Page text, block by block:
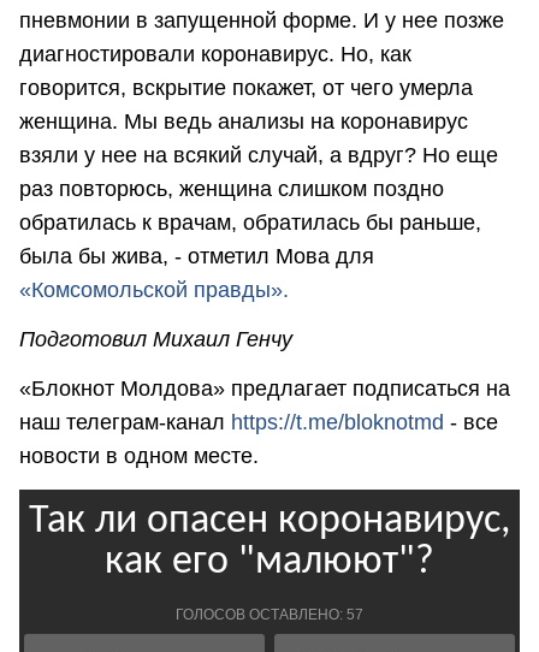
пневмонии в запущенной форме. И у нее позже
диагностировали коронавирус. Но, как
говорится, вскрытие покажет, от чего умерла
женщина. Мы ведь анализы на коронавирус
взяли у нее на всякий случай, а вдруг? Но еще
раз повторюсь, женщина слишком поздно
обратилась к врачам, обратилась бы раньше,
была бы жива, - отметил Мова для
«Комсомольской правды».
Подготовил Михаил Генчу
«Блокнот Молдова» предлагает подписаться на
наш телеграм-канал https://t.me/bloknotmd - все
новости в одном месте.